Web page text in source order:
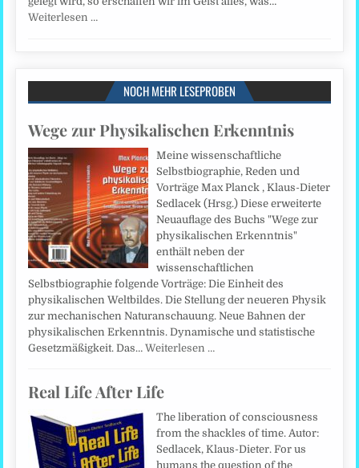
Weiterlesen …
NOCH MEHR LESEPROBEN
Wege zur Physikalischen Erkenntnis
Meine wissenschaftliche
Selbstbiographie, Reden und
Vorträge Max Planck , Klaus-Dieter
Sedlacek (Hrsg.) Diese erweiterte
Neuauflage des Buchs "Wege zur
physikalischen Erkenntnis"
enthält neben der
wissenschaftlichen
Selbstbiographie folgende Vorträge: Die Einheit des
physikalischen Weltbildes. Die Stellung der neueren Physik
zur mechanischen Naturanschauung. Neue Bahnen der
physikalischen Erkenntnis. Dynamische und statistische
Gesetzmäßigkeit. Das…Weiterlesen …
Real Life After Life
The liberation of consciousness
from the shackles of time. Autor:
Sedlacek, Klaus-Dieter. For us
humans the question of the